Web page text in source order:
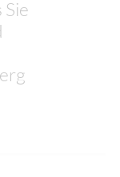
Sie